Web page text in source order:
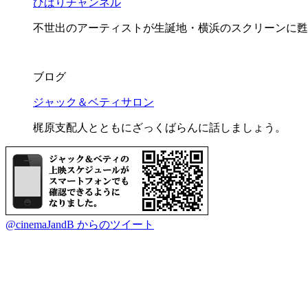
不世出のアーティストが生誕地・横浜のスクリーンに
ブログ
ジャック＆ベティサロン
梶原支配人とともにざっくばらんに話しましょう。
@cinemaJandB からのツイート